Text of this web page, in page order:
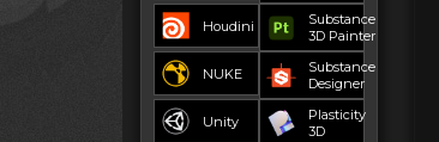
Houdini
Substance
3D Painter
NUKE
Substance
Designer
Unity
Plasticity
3D